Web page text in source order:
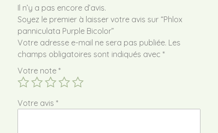
Il n’y a pas encore d’avis.
Soyez le premier à laisser votre avis sur “Phlox
panniculata Purple Bicolor”
Votre adresse e-mail ne sera pas publiée. Les
champs obligatoires sont indiqués avec *
Votre note *
Votre avis *